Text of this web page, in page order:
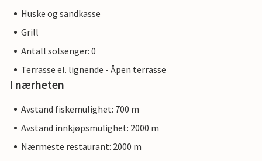
Huske og sandkasse
Grill
Antall solsenger: 0
Terrasse el. lignende - Åpen terrasse
I nærheten
Avstand fiskemulighet: 700 m
Avstand innkjøpsmulighet: 2000 m
Nærmeste restaurant: 2000 m